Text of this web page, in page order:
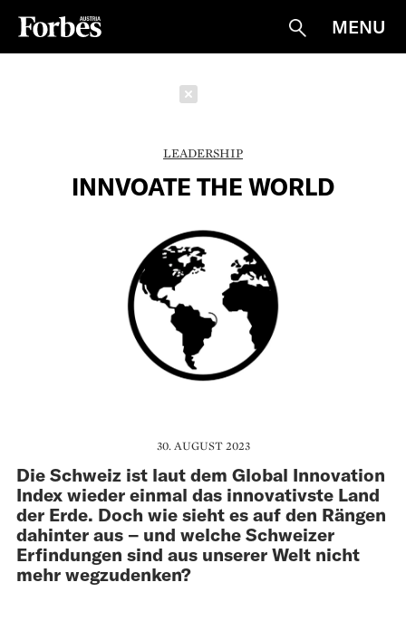
Suche
MENU
LEADERSHIP
INNVOATE THE WORLD
30. AUGUST 2023
Die Schweiz ist laut dem Global Innovation
Index wieder einmal das innovativste Land
der Erde. Doch wie sieht es auf den Rängen
dahinter aus – und welche Schweizer
Erfindungen sind aus unserer Welt nicht
mehr wegzudenken?